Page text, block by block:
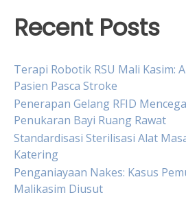
Recent Posts
Terapi Robotik RSU Mali Kasim:
Pasien Pasca Stroke
Penerapan Gelang RFID
Penukaran Bayi Ruang Rawat
Standardisasi Sterilisasi Alat
Katering
Penganiayaan Nakes: Kasus
Malikasim Diusut